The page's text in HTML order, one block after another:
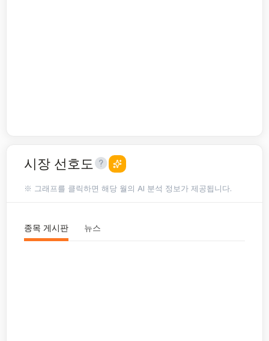
시장 선호도
※ 그래프를 클릭하면 해당 월의 AI 분석 정보가 제공됩니다.
종목 게시판 뉴스